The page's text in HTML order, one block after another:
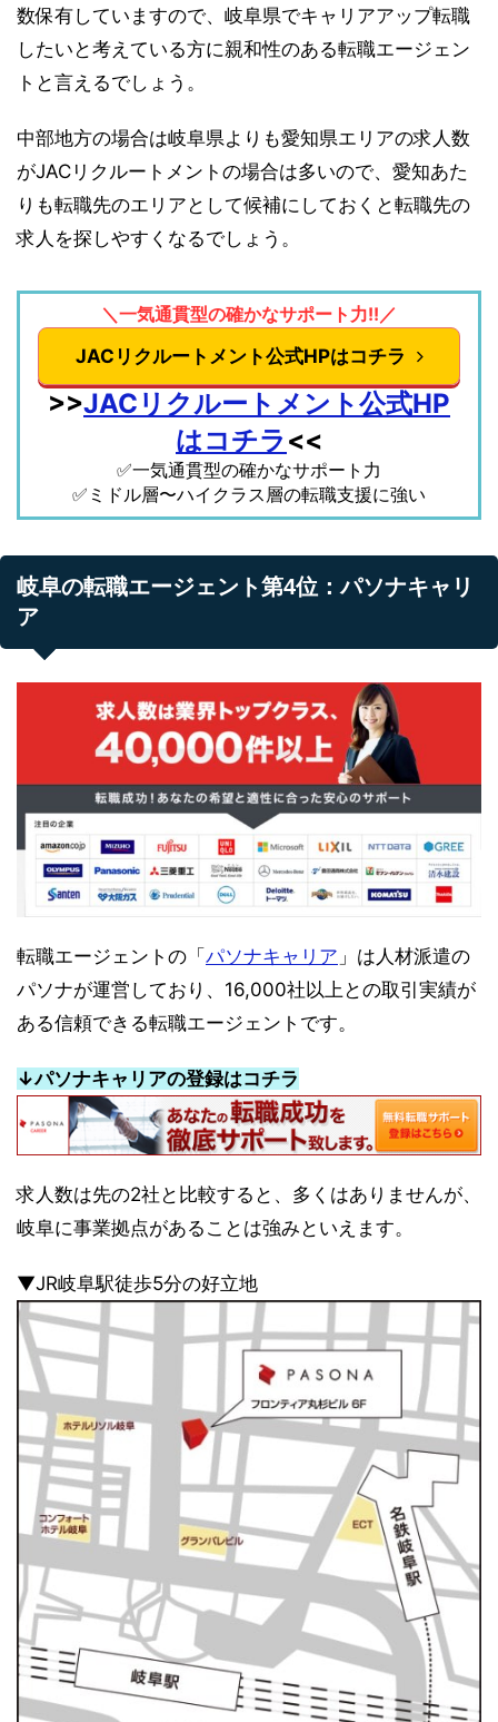
数保有していますので、岐阜県でキャリアアップ転職
したいと考えている方に親和性のある転職エージェン
トと言えるでしょう。
中部地方の場合は岐阜県よりも愛知県エリアの求人数
がJACリクルートメントの場合は多いので、愛知あた
りも転職先のエリアとして候補にしておくと転職先の
求人を探しやすくなるでしょう。
＼一気通貫型の確かなサポート力!!／
JACリクルートメント公式HPはコチラ
>>JACリクルートメント公式HP
はコチラ <<
✅一気通貫型の確かなサポート力
✅ミドル層〜ハイクラス層の転職支援に強い
岐阜の転職エージェント第4位：パソナキャリ
ア
転職エージェントの「 パソナキャリア 」は人材派遣の
パソナが運営しており、16,000社以上との取引実績が
ある信頼できる転職エージェントです。
↓パソナキャリアの登録はコチラ
求人数は先の2社と比較すると、多くはありませんが、
岐阜に事業拠点があることは強みといえます。
▼JR岐阜駅徒歩5分の好立地